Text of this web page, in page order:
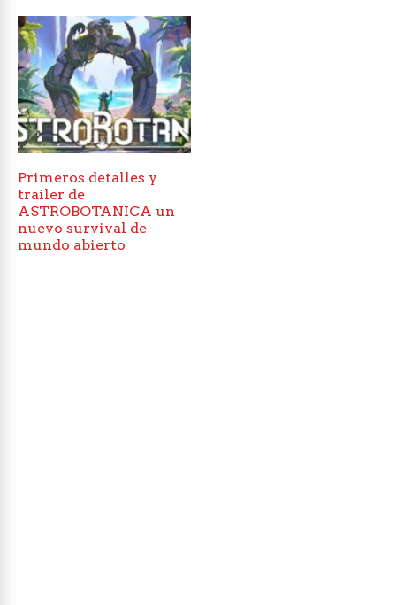
Primeros detalles y
trailer de
ASTROBOTANICA un
nuevo survival de
mundo abierto